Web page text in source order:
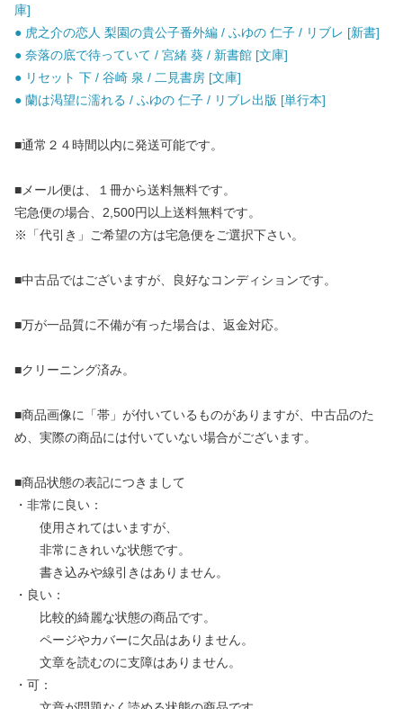
庫]
● 虎之介の恋人 梨園の貴公子番外編 / ふゆの 仁子 / リブレ [新書]
● 奈落の底で待っていて / 宮緒 葵 / 新書館 [文庫]
● リセット 下 / 谷崎 泉 / 二見書房 [文庫]
● 蘭は渇望に濡れる / ふゆの 仁子 / リブレ出版 [単行本]
■通常２４時間以内に発送可能です。
■メール便は、１冊から送料無料です。
宅急便の場合、2,500円以上送料無料です。
※「代引き」ご希望の方は宅急便をご選択下さい。
■中古品ではございますが、良好なコンディションです。
■万が一品質に不備が有った場合は、返金対応。
■クリーニング済み。
■商品画像に「帯」が付いているものがありますが、中古品のた
め、実際の商品には付いていない場合がございます。
■商品状態の表記につきまして
・非常に良い：
使用されてはいますが、
非常にきれいな状態です。
書き込みや線引きはありません。
・良い：
比較的綺麗な状態の商品です。
ページやカバーに欠品はありません。
文章を読むのに支障はありません。
・可：